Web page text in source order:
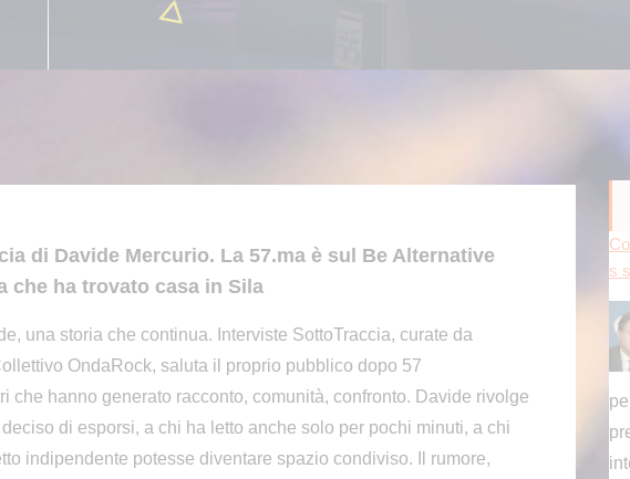
di Davide Mercurio. La 57.ma è sul Be Alternative
che ha trovato casa in Sila
una storia che continua. Interviste SottoTraccia, curate da
OndaRock, saluta il proprio pubblico dopo 57
che hanno generato racconto, comunità, confronto. Davide rivolge
di esporsi, a chi ha letto anche solo per pochi minuti, a chi
indipendente potesse diventare spazio condiviso. Il rumore,
[...]